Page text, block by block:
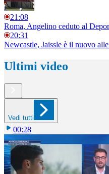
21:08
Roma, Angelino ceduto al
20:31
Newcastle, Jaissle è il nuovo
Ultimi video
Vedi tutti
00:28